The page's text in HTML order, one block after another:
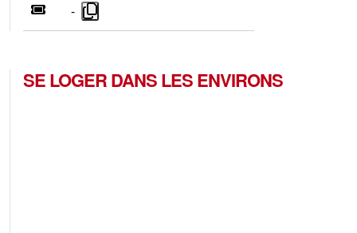
-
SE LOGER DANS LES ENVIRONS